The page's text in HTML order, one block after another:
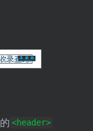
<header>